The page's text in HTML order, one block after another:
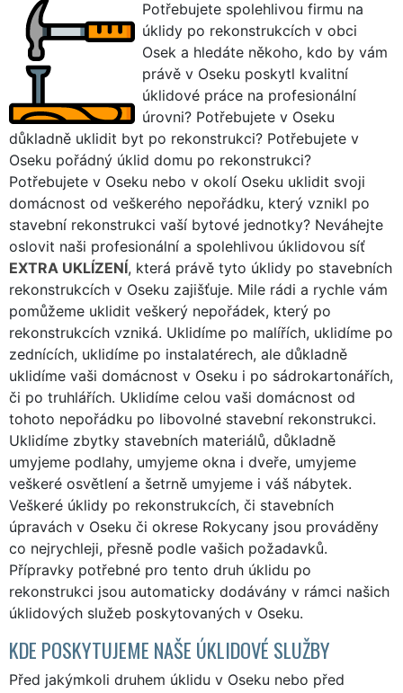
Potřebujete spolehlivou firmu na
úklidy po rekonstrukcích v obci
Osek a hledáte někoho, kdo by vám
právě v Oseku poskytl kvalitní
úklidové práce na profesionální
úrovni? Potřebujete v Oseku
důkladně uklidit byt po rekonstrukci? Potřebujete v
Oseku pořádný úklid domu po rekonstrukci?
Potřebujete v Oseku nebo v okolí Oseku uklidit svoji
domácnost od veškerého nepořádku, který vznikl po
stavební rekonstrukci vaší bytové jednotky? Neváhejte
oslovit naši profesionální a spolehlivou úklidovou síť
EXTRA UKLÍZENÍ, která právě tyto úklidy po stavebních
rekonstrukcích v Oseku zajišťuje. Mile rádi a rychle vám
pomůžeme uklidit veškerý nepořádek, který po
rekonstrukcích vzniká. Uklidíme po malířích, uklidíme po
zednících, uklidíme po instalatérech, ale důkladně
uklidíme vaši domácnost v Oseku i po sádrokartonářích,
či po truhlářích. Uklidíme celou vaši domácnost od
tohoto nepořádku po libovolné stavební rekonstrukci.
Uklidíme zbytky stavebních materiálů, důkladně
umyjeme podlahy, umyjeme okna i dveře, umyjeme
veškeré osvětlení a šetrně umyjeme i váš nábytek.
Veškeré úklidy po rekonstrukcích, či stavebních
úpravách v Oseku či okrese Rokycany jsou prováděny
co nejrychleji, přesně podle vašich požadavků.
Přípravky potřebné pro tento druh úklidu po
rekonstrukci jsou automaticky dodávány v rámci našich
úklidových služeb poskytovaných v Oseku.
KDE POSKYTUJEME NAŠE ÚKLIDOVÉ SLUŽBY
Před jakýmkoli druhem úklidu v Oseku nebo před